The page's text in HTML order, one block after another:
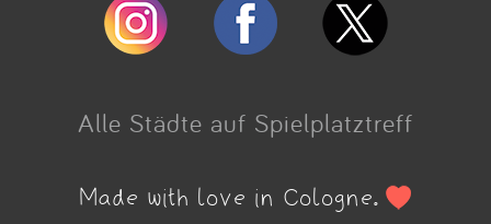
Alle Städte auf Spielplatztreff
Made with love in Cologne.